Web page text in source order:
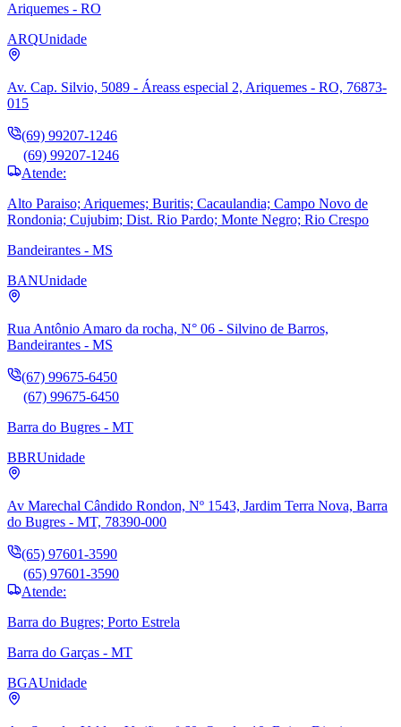
Ariquemes - RO
ARQUnidade
Av. Cap. Silvio, 5089 - Áreass especial 2, Ariquemes - RO, 76873-
015
(69) 99207-1246
(69) 99207-1246
Atende:
Alto Paraiso; Ariquemes; Buritis; Cacaulandia; Campo Novo de
Rondonia; Cujubim; Dist. Rio Pardo; Monte Negro; Rio Crespo
Bandeirantes - MS
BANUnidade
Rua Antônio Amaro da rocha, N° 06 - Silvino de Barros,
Bandeirantes - MS
(67) 99675-6450
(67) 99675-6450
Barra do Bugres - MT
BBRUnidade
Av Marechal Cândido Rondon, Nº 1543, Jardim Terra Nova, Barra
do Bugres - MT, 78390-000
(65) 97601-3590
(65) 97601-3590
Atende:
Barra do Bugres; Porto Estrela
Barra do Garças - MT
BGAUnidade